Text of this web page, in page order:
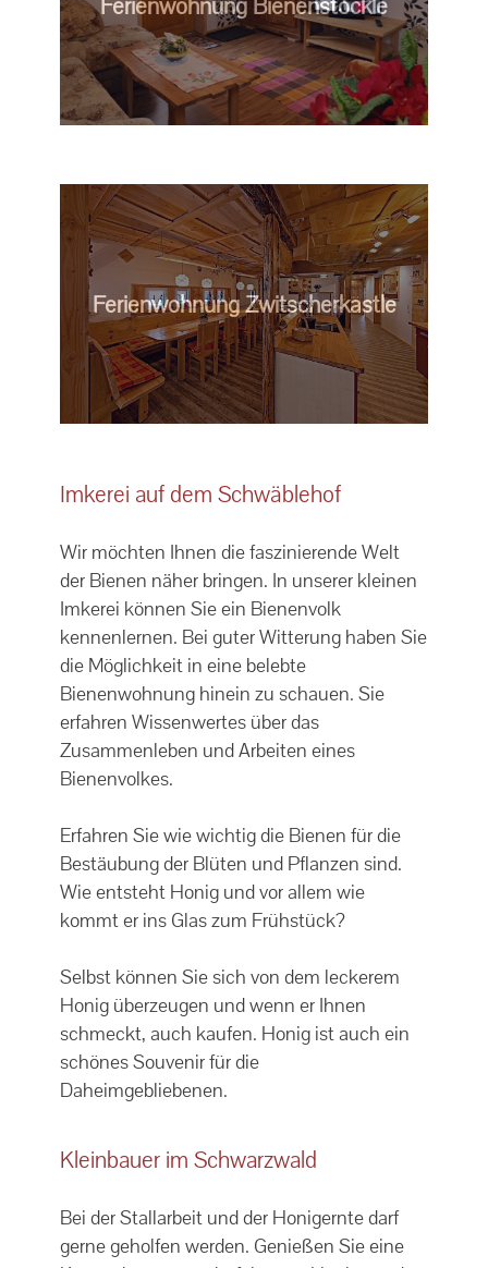
Ferienwohnung Zwitscherkästle
Imkerei auf dem Schwäblehof
Wir möchten Ihnen die faszinierende Welt
der Bienen näher bringen. In unserer kleinen
Imkerei können Sie ein Bienenvolk
kennenlernen. Bei guter Witterung haben Sie
die Möglichkeit in eine belebte
Bienenwohnung hinein zu schauen. Sie
erfahren Wissenwertes über das
Zusammenleben und Arbeiten eines
Bienenvolkes.
Erfahren Sie wie wichtig die Bienen für die
Bestäubung der Blüten und Pflanzen sind.
Wie entsteht Honig und vor allem wie
kommt er ins Glas zum Frühstück?
Selbst können Sie sich von dem leckerem
Honig überzeugen und wenn er Ihnen
schmeckt, auch kaufen. Honig ist auch ein
schönes Souvenir für die
Daheimgebliebenen.
Kleinbauer im Schwarzwald
Bei der Stallarbeit und der Honigernte darf
gerne geholfen werden. Genießen Sie eine